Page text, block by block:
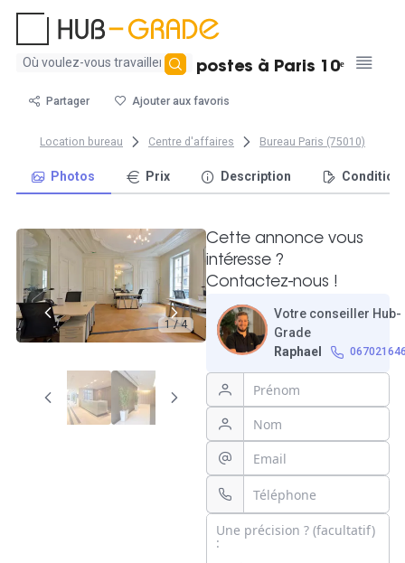
Aucun
trouvé
Grand bureau 8 postes à Paris 10ᵉ
Partager Ajouter aux favoris
Location bureau Centre d'affaires Bureau Paris (75010)
Photos Prix Description
1 / 4
Cette annonce vous
intéresse ?
Contactez-nous !
Votre conseiller Hub-
Grade
Raphael